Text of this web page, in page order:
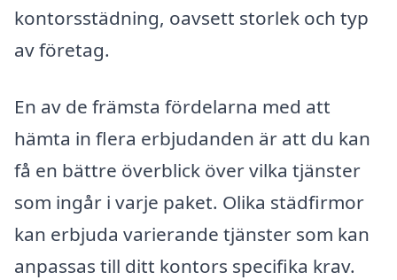
kontorsstädning, oavsett storlek och typ
av företag.
En av de främsta fördelarna med att
hämta in flera erbjudanden är att du kan
få en bättre överblick över vilka tjänster
som ingår i varje paket. Olika städfirmor
kan erbjuda varierande tjänster som kan
anpassas till ditt kontors specifika krav.